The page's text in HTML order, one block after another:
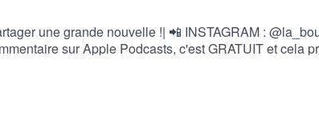
une grande nouvelle !| 📲 INSTAGRAM :
sur Apple Podcasts, c'est GRATUIT et cela